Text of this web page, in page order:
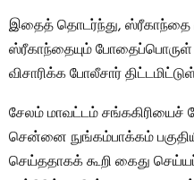
இதைத் தொடர்ந்து, ஸ்ரீகாந்தை
ஸ்ரீகாந்தையும் போதைப்பொருள்
விசாரிக்க போலீசார்
சேலம் மாவட்டம் சங்ககிரியைச்
சென்னை நுங்கம்பாக்கம்
செய்ததாகக் கூறி கைது